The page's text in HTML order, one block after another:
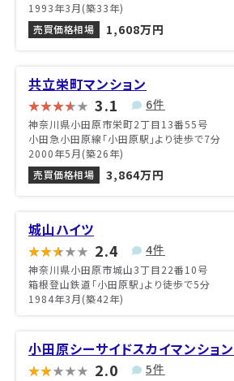
1993年3月(築33年)
売買価格相場
1,608万円
共立栄町マンション
3.1 6件
神奈川県小田原市栄町2丁目13番55号
小田急小田原線「小田原駅」より徒歩で7分
2000年5月(築26年)
売買価格相場
3,864万円
城山ハイツ
2.4 4件
神奈川県小田原市城山3丁目22番10号
箱根登山鉄道「小田原駅」より徒歩で5分
1984年3月(築42年)
小田原シーサイドスカイマンション
2.0 5件